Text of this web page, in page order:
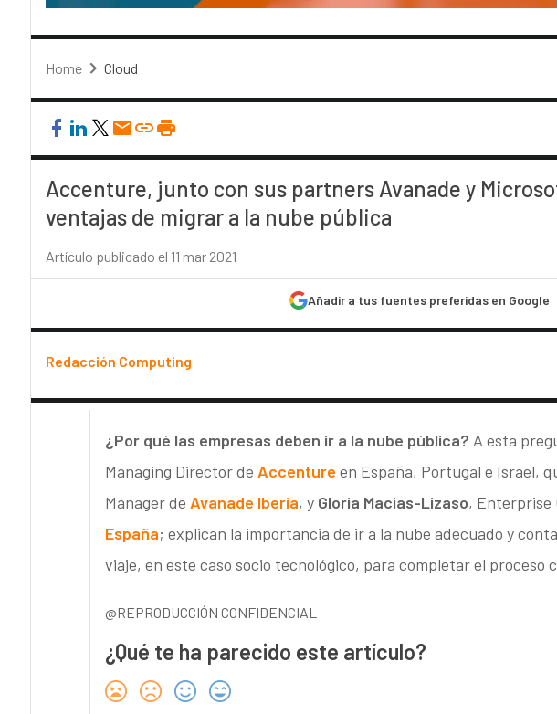
Home Cloud
Accenture, junto con sus partners Avanade y
ventajas de migrar a la nube pública
Artículo publicado el 11 mar 2021
Añadir a tus fuentes preferidas en Google
Redacción Computing
¿Por qué las empresas deben ir a la nube pública? A esta
Managing Director de Accenture en España, Portugal e Israel,
Manager de Avanade Iberia, y Gloria Macias-Lizaso, Enterprise
España; explican la importancia de ir a la nube adecuado y
viaje, en este caso socio tecnológico, para completar el proceso
@REPRODUCCIÓN CONFIDENCIAL
¿Qué te ha parecido este artículo?